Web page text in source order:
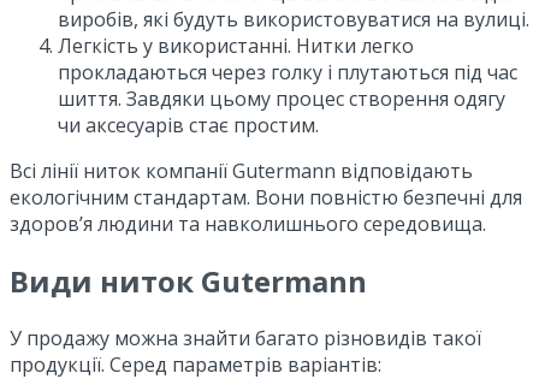
виробів, які будуть використовуватися на вулиці.
Легкість у використанні. Нитки легко
прокладаються через голку і плутаються під час
шиття. Завдяки цьому процес створення одягу
чи аксесуарів стає простим.
Всі лінії ниток компанії Gutermann відповідають
екологічним стандартам. Вони повністю безпечні для
здоров’я людини та навколишнього середовища.
Види ниток Gutermann
У продажу можна знайти багато різновидів такої
продукції. Серед параметрів варіантів: